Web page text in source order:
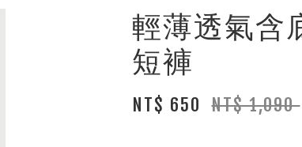
輕薄透氣含
短褲
NT$ 650 NT$ 1,090